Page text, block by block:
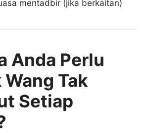
mentadbir (jika berkaitan)
Anda Perlu
Wang Tak
Setiap